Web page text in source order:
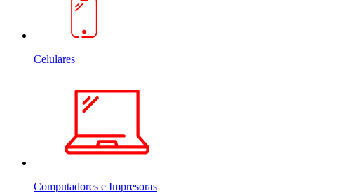
Celulares
Computadores e Impresoras